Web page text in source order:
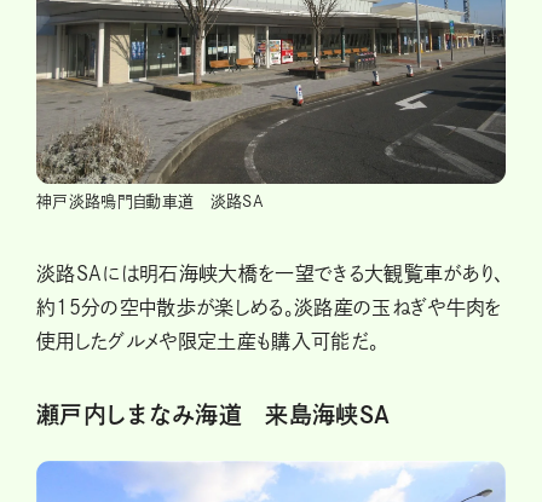
神戸淡路鳴門自動車道 淡路SA
淡路SAには明石海峡大橋を一望できる大観覧車があり、
約15分の空中散歩が楽しめる。淡路産の玉ねぎや牛肉を
使用したグルメや限定土産も購入可能だ。
瀬戸内しまなみ海道 来島海峡SA